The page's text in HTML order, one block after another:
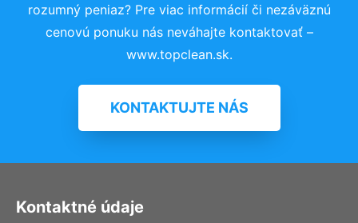
rozumný peniaz? Pre viac informácií či nezáväznú
cenovú ponuku nás neváhajte kontaktovať –
www.topclean.sk.
KONTAKTUJTE NÁS
Kontaktné údaje